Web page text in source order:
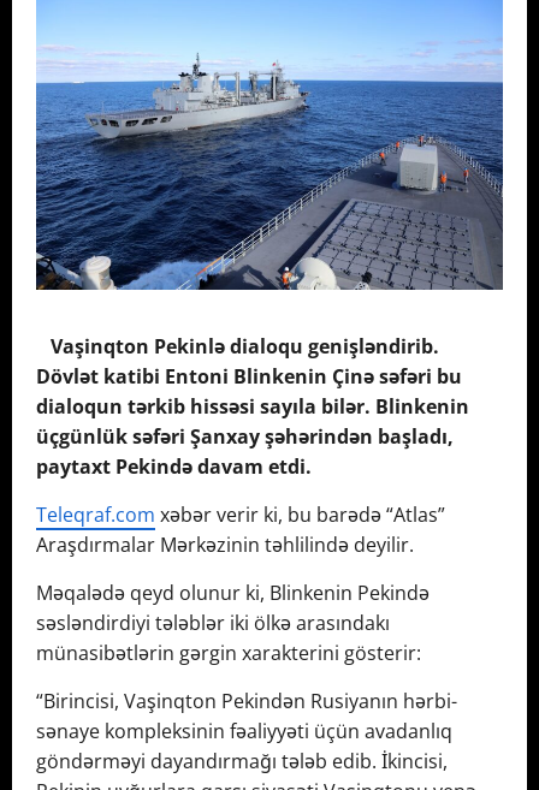
Vaşinqton Pekinlə dialoqu genişləndirib.
Dövlət katibi Entoni Blinkenin Çinə səfəri bu
dialoqun tərkib hissəsi sayıla bilər. Blinkenin
üçgünlük səfəri Şanxay şəhərindən başladı,
paytaxt Pekində davam etdi.
Teleqraf.com xəbər verir ki, bu barədə “Atlas”
Araşdırmalar Mərkəzinin təhlilində deyilir.
Məqalədə qeyd olunur ki, Blinkenin Pekində
səsləndirdiyi tələblər iki ölkə arasındakı
münasibətlərin gərgin xarakterini gösterir:
“Birincisi, Vaşinqton Pekindən Rusiyanın hərbi-
sənaye kompleksinin fəaliyyəti üçün avadanlıq
göndərməyi dayandırmağı tələb edib. İkincisi,